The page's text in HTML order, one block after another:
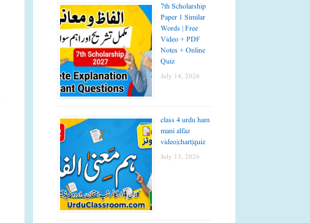
7th Scholarship
Paper 1 Similar
Words | Free
Video + PDF
Notes + Online
Quiz
July 14, 2026
class 4 urdu ham
mani alfaz
video|chart|quiz
July 13, 2026